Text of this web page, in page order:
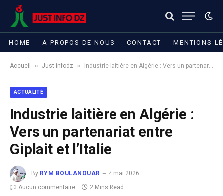
HOME A PROPOS DE NOUS CONTACT MENTIONS
Accueil » Just-infodz » Industrie laitière en Algérie : Vers un partenariat entre Giplait et l’Italie​
ACTUALITÉ
Industrie laitière en Algérie :
Vers un partenariat entre
Giplait et l’Italie​
By RYM BOULANOUAR
4 mai 2026
Aucun commentaire
2 Mins Read